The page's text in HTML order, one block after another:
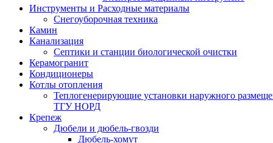
Инструменты и Расходные материалы
Снегоуборочная техника
Камин
Канализация
Септики и станции биологической очистки
Керамогранит
Кондиционеры
Котлы отопления
Теплогенерирующие установки наружного
ТГУ НОРД
Крепеж
Дюбели и дюбель-гвозди
Дюбель-хомут